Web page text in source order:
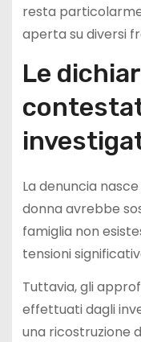
resta
aperta su diversi
Le
La denuncia
donna avrebbe
famiglia non
tensioni
Tuttavia, gli
effettuati dagli
una ricostruzione